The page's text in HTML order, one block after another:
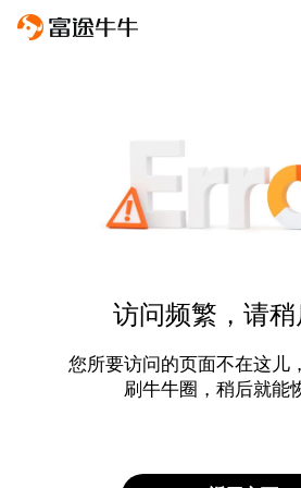
访问频繁，请
您所要访问的页面不在这儿
刷牛牛圈，稍后就能